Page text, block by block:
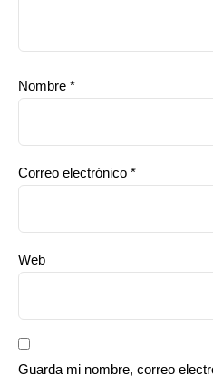
Nombre *
Correo electrónico *
Web
Guarda mi nombre, correo